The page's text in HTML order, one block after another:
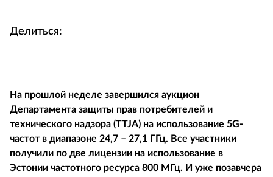
Делиться:
На прошлой неделе завершился аукцион
Департамента защиты прав потребителей и
технического надзора (TTJA) на использование 5G-
частот в диапазоне 24,7 – 27,1 ГГц. Все участники
получили по две лицензии на использование в
Эстонии частотного ресурса 800 МГц. И уже позавчера